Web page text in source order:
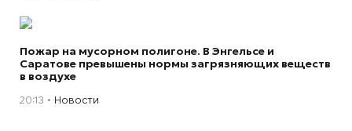
Пожар на мусорном полигоне. В Энгельсе и
Саратове превышены нормы загрязняющих веществ
в воздухе
20:13 Новости